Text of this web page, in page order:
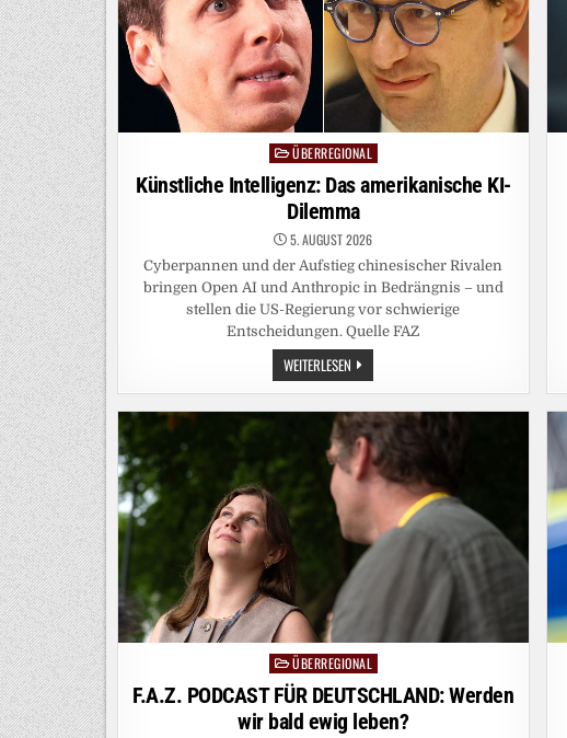
Posted
in
ÜBERREGIONAL
Künstliche Intelligenz: Das amerikanische KI-
Dilemma
5. AUGUST 2026
Cyberpannen und der Aufstieg chinesischer Rivalen
bringen Open AI und Anthropic in Bedrängnis – und
stellen die US-Regierung vor schwierige
Entscheidungen. Quelle FAZ
WEITERLESEN KÜNSTLICHE
INTELLIGENZ:
DAS
AMERIKANISCHE
KI-
DILEMMA
Posted
in
ÜBERREGIONAL
F.A.Z. PODCAST FÜR DEUTSCHLAND: Werden
wir bald ewig leben?